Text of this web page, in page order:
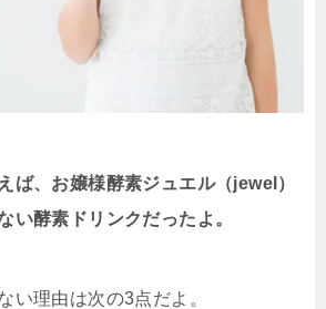
ば、お嬢様酵素ジュエル（jewel）
い酵素ドリンクだったよ。
い理由は次の3点だよ。